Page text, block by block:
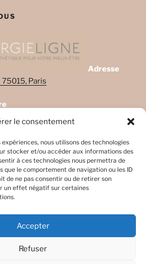
le consentement
nous utilisons des technologies
stocker et/ou accéder aux informations des
à ces technologies nous permettra de
que le comportement de navigation ou les ID
de ne pas consentir ou de retirer son
un effet négatif sur certaines
Accepter
Refuser
Adresse
Paris